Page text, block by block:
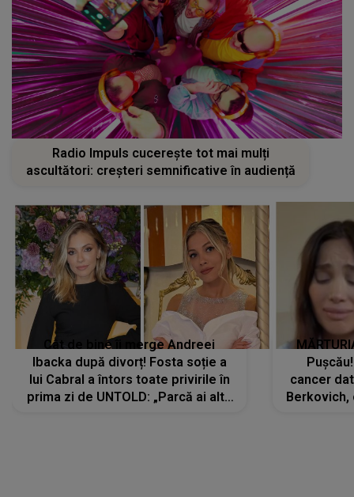
Radio Impuls cucerește tot mai mulți
ascultători: creșteri semnificative în audiență
Cât de bine îi merge Andreei
Ibacka după divorț! Fosta soție a
lui Cabral a întors toate privirile în
prima zi de UNTOLD: „Parcă ai altă
cancer